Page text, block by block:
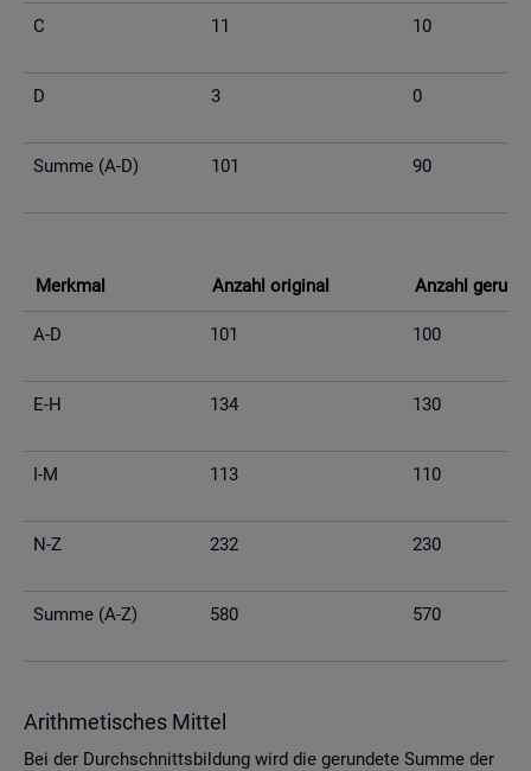
C 11 10
D 3 0
Summe (A-D) 101 90
Merk­mal An­zahl ori­gi­nal An­zahl
A-D 101 100
E-H 134 130
I-M 113 110
N-Z 232 230
Summe (A-Z) 580 570
Arith­me­ti­sches Mit­tel
Bei der Durch­schnitts­bil­dung wird die ge­run­de­te Summe der